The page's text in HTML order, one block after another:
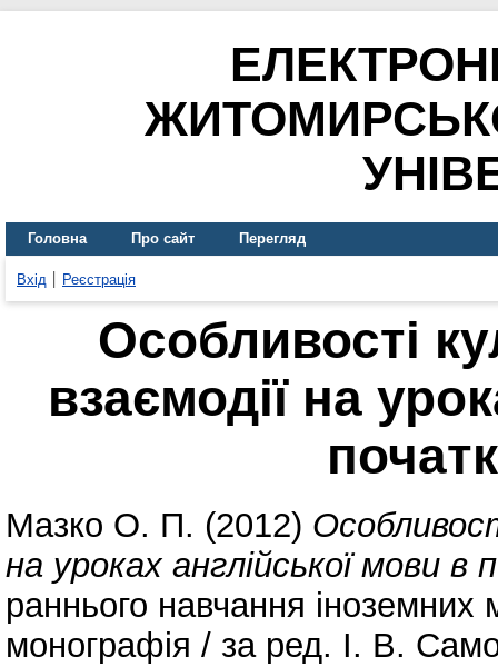
Головна Про сайт Перегляд
Вхід Реєстрація
Особливості
взаємодії на
Мазко О. П. (2012)
на уроках англійської мови в
раннього навчання іноземних
монографія / за ред. І. В.